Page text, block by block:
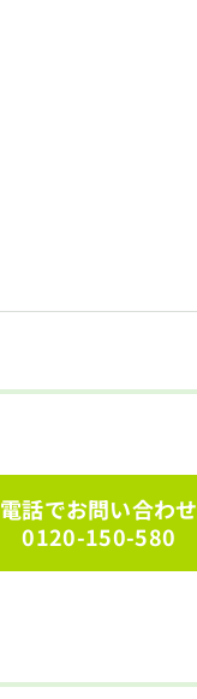
電話でお問い合わせ
0120-150-580